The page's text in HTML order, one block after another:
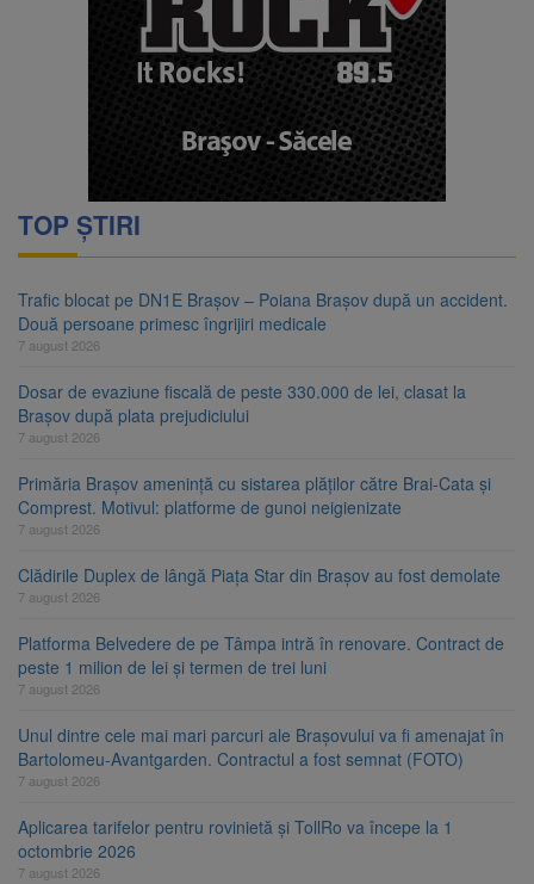
TOP ȘTIRI
Trafic blocat pe DN1E Brașov – Poiana Brașov după un accident.
Două persoane primesc îngrijiri medicale
7 august 2026
Dosar de evaziune fiscală de peste 330.000 de lei, clasat la
Brașov după plata prejudiciului
7 august 2026
Primăria Brașov amenință cu sistarea plăților către Brai-Cata și
Comprest. Motivul: platforme de gunoi neigienizate
7 august 2026
Clădirile Duplex de lângă Piața Star din Brașov au fost demolate
7 august 2026
Platforma Belvedere de pe Tâmpa intră în renovare. Contract de
peste 1 milion de lei și termen de trei luni
7 august 2026
Unul dintre cele mai mari parcuri ale Brașovului va fi amenajat în
Bartolomeu-Avantgarden. Contractul a fost semnat (FOTO)
7 august 2026
Aplicarea tarifelor pentru rovinietă și TollRo va începe la 1
octombrie 2026
7 august 2026